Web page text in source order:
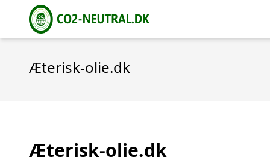
Æterisk-olie.dk
Æterisk-olie.dk